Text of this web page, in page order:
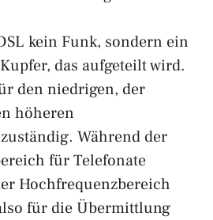
kein Funk, sondern ein
das aufgeteilt wird.
den niedrigen, der
höheren
Während der
für Telefonate
Hochfrequenzbereich
für die Übermittlung